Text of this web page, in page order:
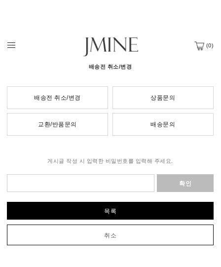
(0)
배송전 취소/변경
배송전 취소/변경 상품문의
교환/반품문의 배송문의
게시글 작성 시 입력한 비밀번호를 입력해 주세요.
확인
목록
취소